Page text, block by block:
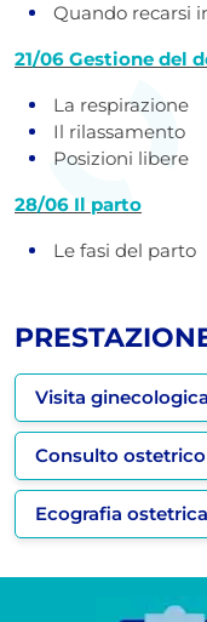
Quando recarsi
21/06 Gestione del
La respirazione
Il rilassamento
Posizioni libere
28/06 Il parto
Le fasi del parto
Visita
Consulto
Ecografia ostetrica